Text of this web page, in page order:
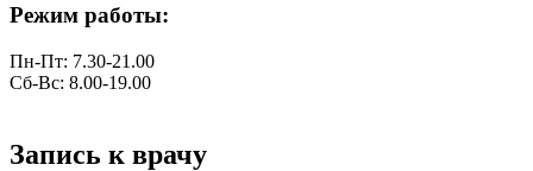
Режим работы:
Пн-Пт: 7.30-21.00
Сб-Вс: 8.00-19.00
Запись к врачу